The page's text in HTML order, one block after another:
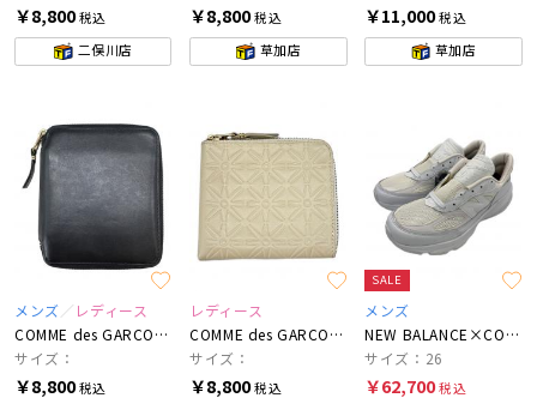
￥8,800税込
二俣川店
￥8,800税込
草加店
￥11,000税込
草加店
メンズ
レディース
COMME des GARCONS
サイズ：
￥8,800税込
レディース
COMME des GARCONS
サイズ：
￥8,800税込
SALE
メンズ
NEW BALANCE×COMME des GARCONS
サイズ：26
￥62,700税込